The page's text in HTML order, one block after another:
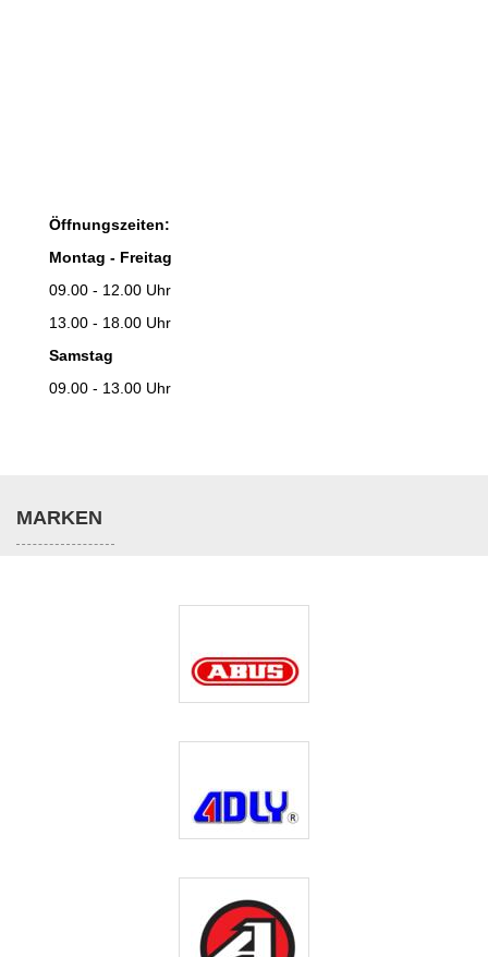
Öffnungszeiten:
Montag - Freitag
09.00 - 12.00 Uhr
13.00 - 18.00 Uhr
Samstag
09.00 - 13.00 Uhr
MARKEN